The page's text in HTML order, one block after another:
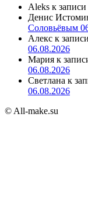
Aleks к записи
Денис
Соловьёвым
Алекс к записи
06.08.2026
Мария к
06.08.2026
Светлана к
06.08.2026
© All-make.su